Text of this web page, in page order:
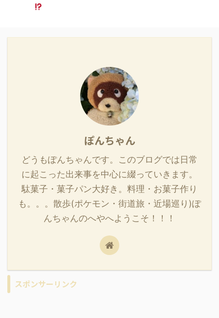
ぽんちゃん
どうもぽんちゃんです。このブログでは日常
に起こった出来事を中心に綴っていきます。
駄菓子・菓子パン大好き。料理・お菓子作り
も。。。散歩(ポケモン・街道旅・近場巡り)ぽ
んちゃんのへやへようこそ！！！
スポンサーリンク